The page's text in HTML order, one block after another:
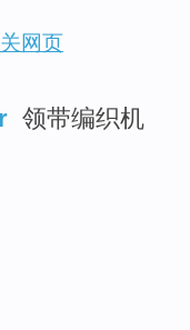
网页
领带编织机